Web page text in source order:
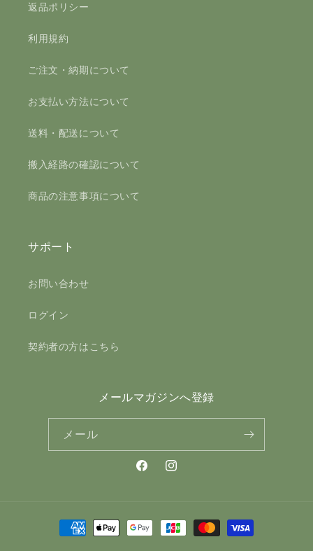
返品ポリシー
利用規約
ご注文・納期について
お支払い方法について
送料・配送について
搬入経路の確認について
商品の注意事項について
サポート
お問い合わせ
ログイン
契約者の方はこちら
メールマガジンへ登録
メール
FacebookInstagram
決
済